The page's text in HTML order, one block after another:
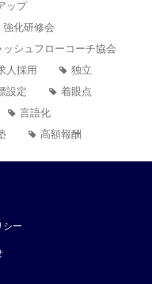
ップ
強化研修会
ッシュフローコーチ協会
人採用
独立
設定
着眼点
言語化
高額報酬
シー